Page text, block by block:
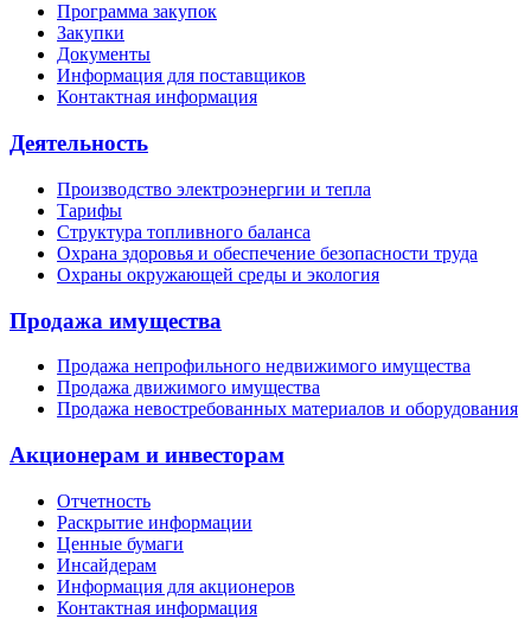
Программа закупок
Закупки
Документы
Информация для поставщиков
Контактная информация
Деятельность
Производство электроэнергии и тепла
Тарифы
Структура топливного баланса
Охрана здоровья и обеспечение безопасности труда
Охраны окружающей среды и экология
Продажа имущества
Продажа непрофильного недвижимого имущества
Продажа движимого имущества
Продажа невостребованных материалов и оборудования
Акционерам и инвесторам
Отчетность
Раскрытие информации
Ценные бумаги
Инсайдерам
Информация для акционеров
Контактная информация